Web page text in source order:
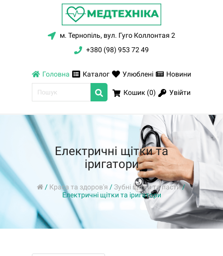
м. Тернопіль, вул. Гуго Коллонтая 2
+380 (98) 953 72 49
Головна Каталог Улюблені Новини
Кошик (0) Увійти
Електричні щітки та
іригатори
/ Краса та здоров'я / Зубні щітки та пасти/
Електричні щітки та іригатори